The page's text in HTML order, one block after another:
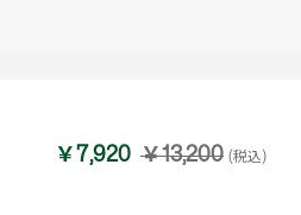
￥7,920 ￥13,200 (税込)